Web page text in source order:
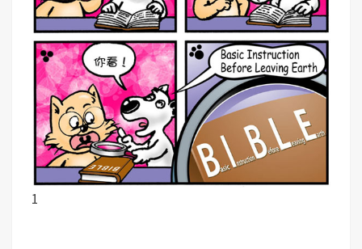
1